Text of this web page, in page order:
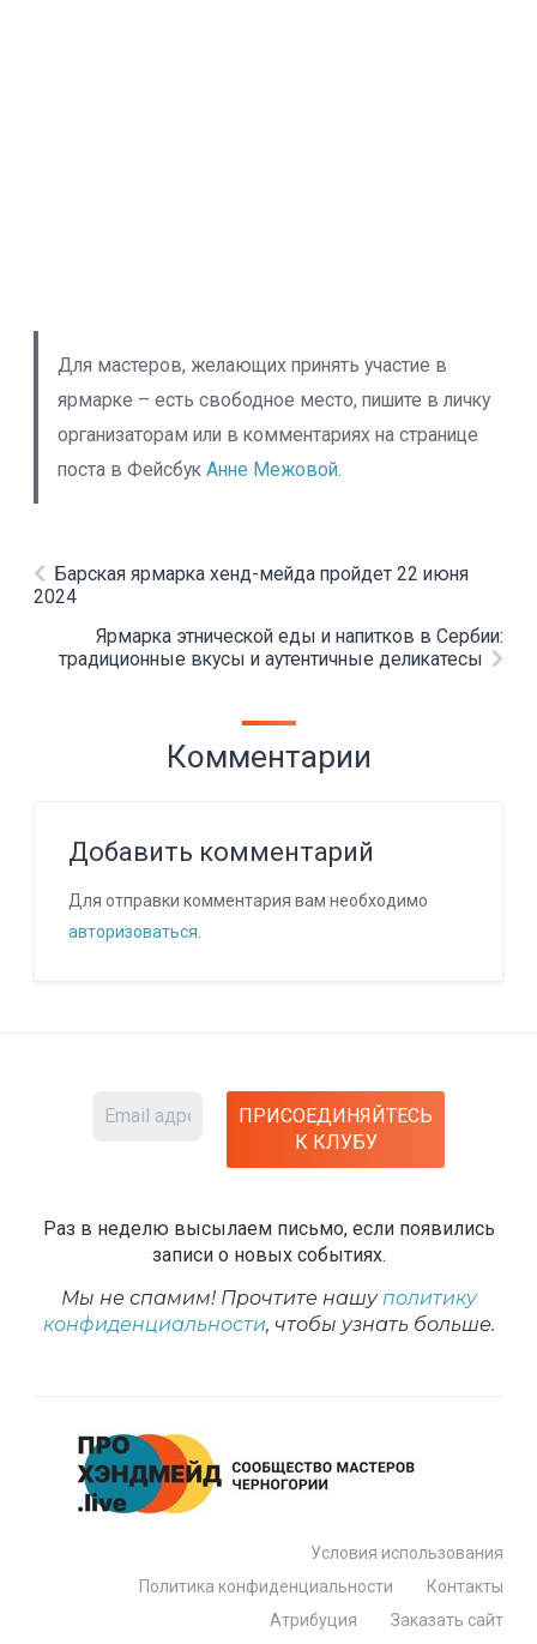
Для мастеров, желающих принять участие в
ярмарке – есть свободное место, пишите в личку
организаторам или в комментариях на странице
поста в Фейсбук Анне Межовой.
Барская ярмарка хенд-мейда пройдет 22 июня
2024
Ярмарка этнической еды и напитков в Сербии:
традиционные вкусы и аутентичные деликатесы
Комментарии
Добавить комментарий
Для отправки комментария вам необходимо
авторизоваться
Раз в неделю высылаем письмо, если появились
записи о новых событиях.
Мы не спамим! Прочтите нашуполитику
конфиденциальности, чтобы узнать больше.
Условия использования
Политика конфиденциальности
Контакты
Атрибуция
Заказать сайт